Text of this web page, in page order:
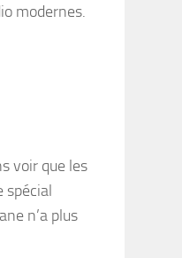
modernes.
voir que les
spécial
n’a plus